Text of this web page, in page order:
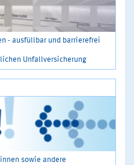
- ausfüllbar und barrierefrei
Unfallversicherung
sowie andere